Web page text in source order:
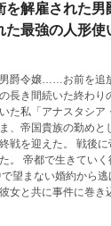
を解雇された
最強の人形使
るッ！」 大陸全土を巻き込んで
長き間続いた終わ
た私「アナスタシ
、帝国貴族の勤め
ていた私は、隊長であるクラー
。 帝都で生きてい
女と共に事件に巻
、困難を乗り越えた